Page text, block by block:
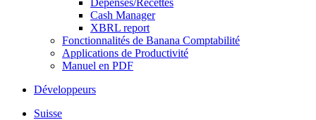
Cash Manager
XBRL report
Fonctionnalités de Banana Comptabilité
Applications de Productivité
Manuel en PDF
Développeurs
Suisse